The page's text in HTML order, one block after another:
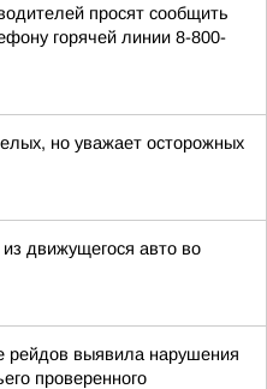
просят сообщить
горячей линии 8-800-
но уважает осторожных
движущегося авто во
рейдов выявила нарушения
проверенного